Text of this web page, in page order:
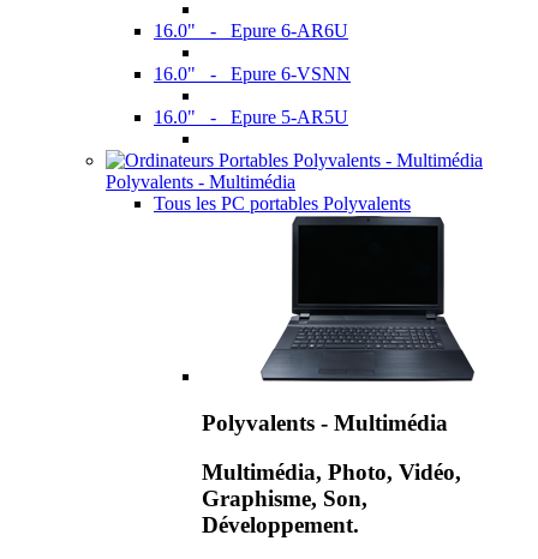
16.0" - Epure 6-AR6U
16.0" - Epure 6-VSNN
16.0" - Epure 5-AR5U
Polyvalents - Multimédia
Tous les PC portables Polyvalents
Polyvalents - Multimédia
Multimédia, Photo, Vidéo,
Graphisme, Son,
Développement.